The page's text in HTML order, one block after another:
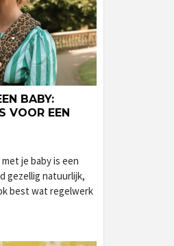
BABY:
VOOR EEN
je baby is een
gezellig natuurlijk,
best wat regelwerk